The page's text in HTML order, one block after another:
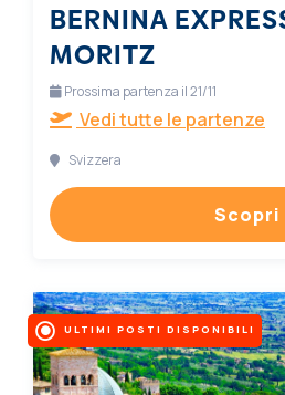
BERNINA
MORITZ
Prossima partenza il 21/11
Vedi tutte le partenze
Svizzera
Scopri
ULTIMI POSTI DISPONIBILI